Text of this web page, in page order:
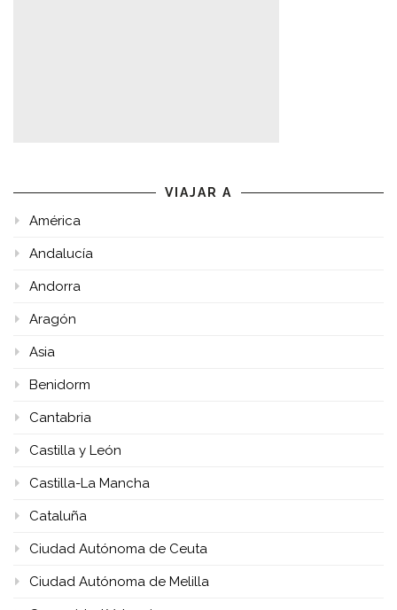
VIAJAR A
América
Andalucía
Andorra
Aragón
Asia
Benidorm
Cantabria
Castilla y León
Castilla-La Mancha
Cataluña
Ciudad Autónoma de Ceuta
Ciudad Autónoma de Melilla